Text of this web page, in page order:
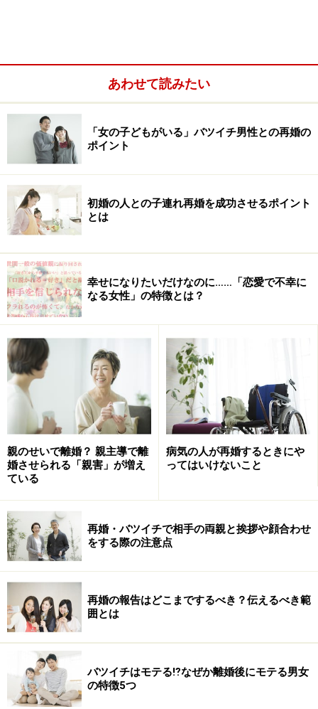
40代バツイチ女性を狙う、詐欺とは
40代のシングルを狙う詐欺が起きている
どんな詐欺かというと、なかなか再婚や結婚ができない
人をターゲットにして近づき、結婚をほのめかして金品
を貢がせる手口です。寂しい思いをしているシングルの
気持ちにつけ込んでくる卑劣な詐欺なのです。
実際に話を聞いた例だと、当時40代のバツイチ独身女性
んでいました。彼女は、当時の夫の浮気が原因で離婚を
し、3年ほど派遣社員として働いてきました。しかし、
このままでは貯金も底をついて生活ができなくなると焦
っていました。実際、一人で生活をしてみてわかったの
は、若いときの結婚市場とは違うということでした。A
さんは美人なので、また独身に戻っても恋愛だって結婚
だって、昔のようにうまくいくと思っていたけれど、い
いなと思う人はすでに既婚者。やっと見つけた人は年収
や学歴が低かったり、親と同居だったりと自分が望む人
にはなかなか出会うことができません。
あわせて読みたい
「女の子どもがいる」バツイチ男性との再婚の
ポイント
初婚の人との子連れ再婚を成功させるポイント
とは
幸せになりたいだけなのに……「恋愛で不幸に
なる女性」の特徴とは？
親のせいで離婚？ 親主導で離
婚させられる「親害」が増え
ている
病気の人が再婚するときにや
ってはいけないこと
再婚・バツイチで相手の両親と挨拶や顔合わせ
をする際の注意点
再婚の報告はどこまでするべき？伝えるべき範
囲とは
バツイチはモテる⁉︎なぜか離婚後にモテる男女
の特徴5つ